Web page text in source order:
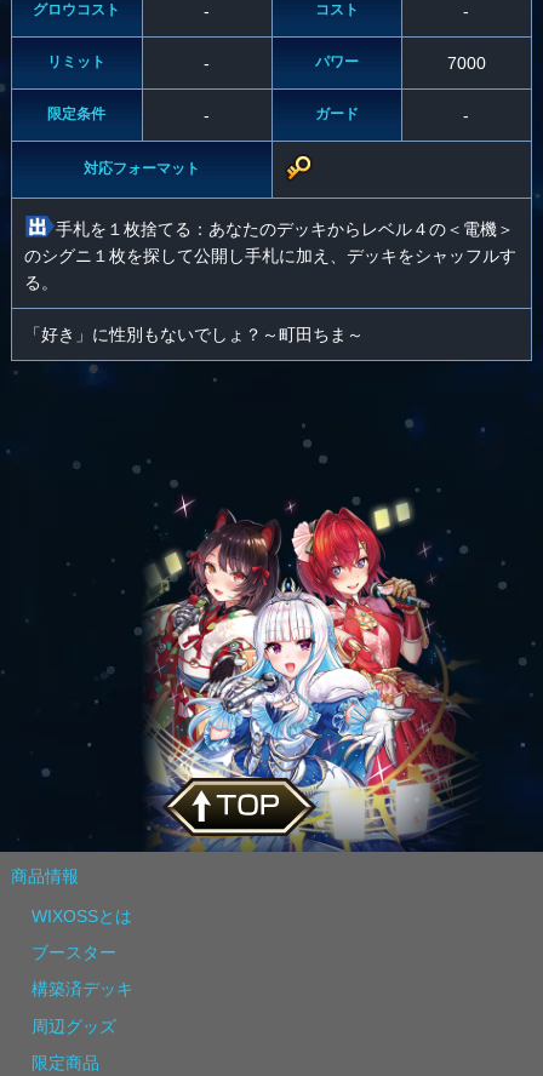
グロウコスト - コスト -
リミット - パワー 7000
限定条件 - ガード -
対応フォーマット
手札を１枚捨てる：あなたのデッキからレベル４の＜電機＞
のシグニ１枚を探して公開し手札に加え、デッキをシャッフルす
る。
「好き」に性別もないでしょ？～町田ちま～
商品情報
WIXOSSとは
ブースター
構築済デッキ
周辺グッズ
限定商品